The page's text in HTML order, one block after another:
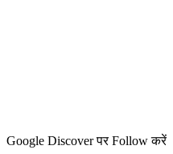
Google Discover पर Follow करें